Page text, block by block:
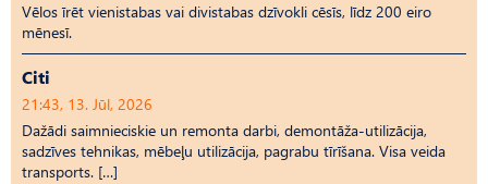
Vēlos īrēt vienistabas vai divistabas dzīvokli cēsīs, līdz 200 eiro
mēnesī.
Citi
21:43, 13. Jūl, 2026
Dažādi saimnieciskie un remonta darbi, demontāža-utilizācija,
sadzīves tehnikas, mēbeļu utilizācija, pagrabu tīrīšana. Visa veida
transports. […]